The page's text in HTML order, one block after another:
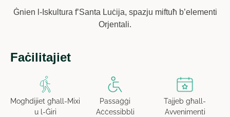
Ġnien l-Iskultura f’Santa Luċija, spazju miftuħ b’elementi
Orjentali.
Faċilitajiet
Mogħdijiet għall-Mixi
u l-Ġiri
Passaġġi
Aċċessibbli
Tajjeb għall-
Avvenimenti